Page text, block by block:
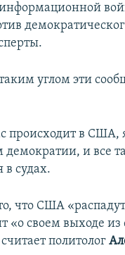
углом эти
происходит в США,
демократии, и все
в судах.
что США
«о своем выходе
политолог